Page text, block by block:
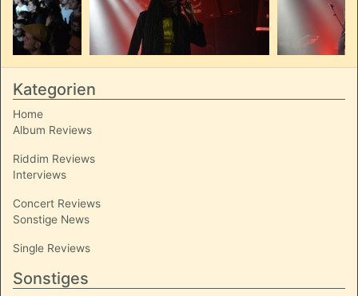
Kategorien
Home
Album Reviews
Riddim Reviews
Interviews
Concert Reviews
Sonstige News
Single Reviews
Sonstiges